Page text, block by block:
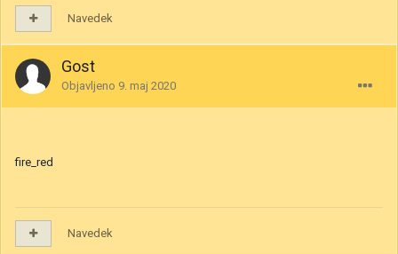
Navedek
Gost
Objavljeno 9. maj 2020
fire_red
Navedek